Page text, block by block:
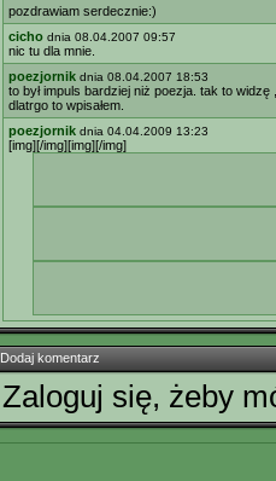
pozdrawiam serdecznie:)
cicho dnia 08.04.2007 09:57
nic tu dla mnie.
poezjornik dnia 08.04.2007 18:53
to był impuls bardziej niż poezja. tak to
dlatrgo to wpisałem.
poezjornik dnia 04.04.2009 13:23
[img][/img][img][/img]
Dodaj komentarz
Zaloguj się, żeby